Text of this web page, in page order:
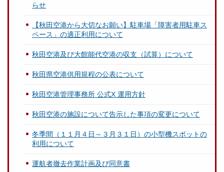
らせ
【秋田空港から大切なお願い】駐車場「障害者用駐車ス
ペース」の適正利用について
秋田空港及び大館能代空港の収支（試算）について
秋田県空港供用規程の公表について
秋田空港管理事務所 公式X 運用方針
秋田空港の施設について告示した事項の変更について
冬季間（１１月４日～３月３１日）の小型機スポットの
利用について
運航者撤去作業計画及び同意書